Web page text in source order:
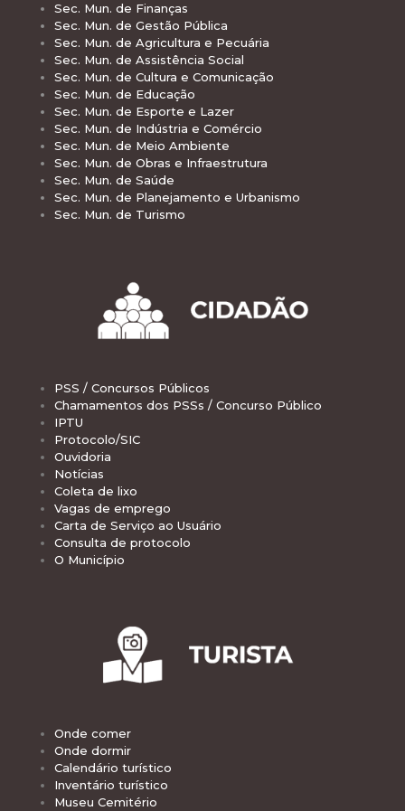
Sec. Mun. de Finanças
Sec. Mun. de Gestão Pública
Sec. Mun. de Agricultura e Pecuária
Sec. Mun. de Assistência Social
Sec. Mun. de Cultura e Comunicação
Sec. Mun. de Educação
Sec. Mun. de Esporte e Lazer
Sec. Mun. de Indústria e Comércio
Sec. Mun. de Meio Ambiente
Sec. Mun. de Obras e Infraestrutura
Sec. Mun. de Saúde
Sec. Mun. de Planejamento e Urbanismo
Sec. Mun. de Turismo
PSS / Concursos Públicos
Chamamentos dos PSSs / Concurso Público
IPTU
Protocolo/SIC
Ouvidoria
Notícias
Coleta de lixo
Vagas de emprego
Carta de Serviço ao Usuário
Consulta de protocolo
O Município
Onde comer
Onde dormir
Calendário turístico
Inventário turístico
Museu Cemitério